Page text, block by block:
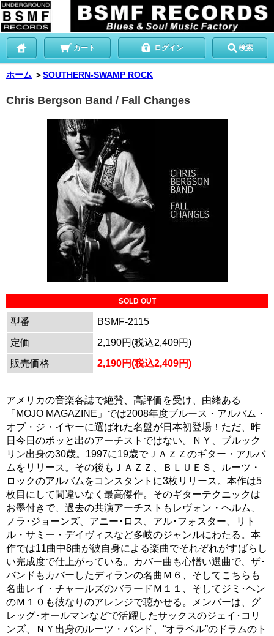
カート ログイン 検索
ホーム ＞SOUTHERN-SWAMP ROCK
Chris Bergson Band / Fall Changes
SOLD OUT
型番
BSMF-2115
定価
2,190円(税込2,409円)
販売価格
2,190円(税込2,409円)
アメリカの音楽各誌で絶賛、高評価を受け、由緒ある
「MOJO MAGAZINE」では2008年度ブルース・アルバム・
オブ・ジ・イヤーに選ばれた名盤が日本初登場！ただ、昨
日今日のポッと出のアーチストではない。ＮＹ、ブルック
リン出身の30歳。1997に19歳でＪＡＺＺのギター・アルバ
ムをリリース。その後もＪＡＺＺ、ＢＬＵＥＳ、ルーツ・
ロックのアルバムをコンスタントに3枚リリース。本作は5
枚目にして間違いなく最高傑作。そのギターテクニックは
お墨付きで、過去の共演アーチストもレヴォン・ヘルム、
ノラ･ジョーンズ、アニー･ロス、アル･フォスター、リト
ル・サミー・デイヴィスなど多岐のジャンルにわたる。本
作では11曲中8曲が彼自身による楽曲でそれぞれがすばらし
い完成度で仕上がっている。カバー曲も心憎い選曲で、ザ･
バンドもカバーしたディランの名曲Ｍ６、そしてこちらも
名曲レイ・チャールズのバラードＭ１１、そしてジミ･ヘン
のＭ１０も彼なりのアレンジで聴かせる。メンバーは、グ
レッグ･オールマンなどで活躍したサックスのジェイ･コリ
ンズ、ＮＹ出身のルーツ・バンド、“オラベル”のドラムのト